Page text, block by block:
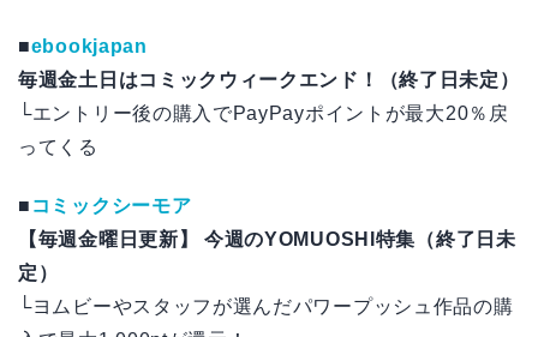
■ebookjapan
毎週金土日はコミックウィークエンド！（終了日未定）
└エントリー後の購入でPayPayポイントが最大20％戻
ってくる
■ コミックシーモア
【毎週金曜日更新】 今週のYOMUOSHI特集（終了日未
定）
└ヨムビーやスタッフが選んだパワープッシュ作品の購